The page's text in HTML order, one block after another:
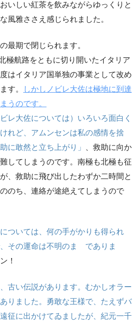
いしい紅茶を飲みながらゆっくりと
風雅ささえ感じられました。
最期で閉じられます。
極航路をともに切り開いたイタリア
はイタリア国単独の事業として改め
す。
しかしノビレ大佐は極地に到達
うのです。
ビレ大佐については）いろいろ面白く
れど、アムンセンは私の感情を捨
に敢然と立ち上がり」
、救助に向か
してしまうのです。南極も北極も征
、救助に飛び出したわずか二時間と
のち、連絡が途絶えてしまうので
ついては、何の手がかりも得られ
その運命は不明のまゝでありま
！
古い伝説があります。むかしオラー
りました。勇敢な王様で、たえずバ
征に出かけてゐましたが、紀元一千